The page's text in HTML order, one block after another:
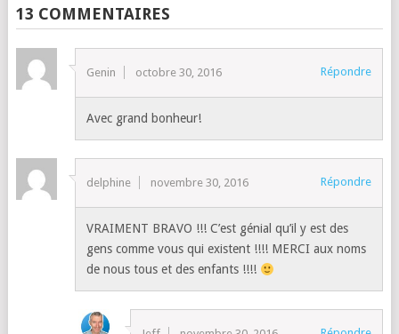
13 COMMENTAIRES
Genin octobre 30, 2016 Répondre
Avec grand bonheur!
delphine novembre 30, 2016 Répondre
VRAIMENT BRAVO !!! C’est génial qu’il y est des
gens comme vous qui existent !!!! MERCI aux noms
de nous tous et des enfants !!!!